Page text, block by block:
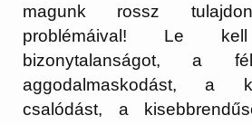
magunk rossz
problémáival! Le
bizonytalanságot, a
aggodalmaskodást, a
csalódást, a